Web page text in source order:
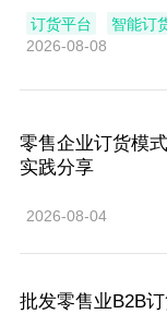
订货平台
智能订
2026-08-08
零售企业订货模
实践分享
2026-08-04
批发零售业B2B